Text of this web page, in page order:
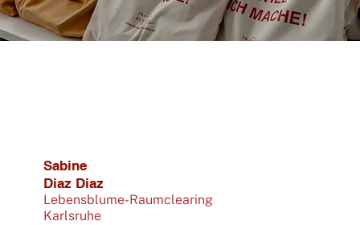
Sabine
Diaz Diaz
Lebensblume-Raumclearing
Karlsruhe